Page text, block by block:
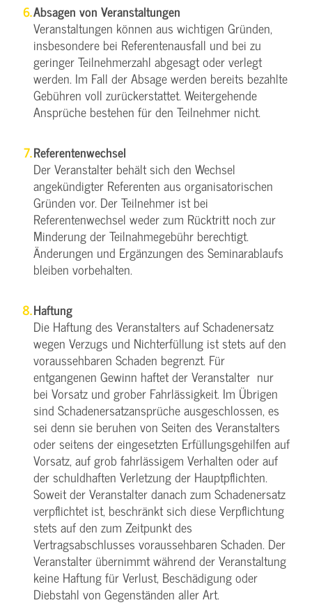
Absagen von Veranstaltungen
Veranstaltungen können aus wichtigen Gründen,
insbesondere bei Referentenausfall und bei zu
geringer Teilnehmerzahl abgesagt oder verlegt
werden. Im Fall der Absage werden bereits bezahlte
Gebühren voll zurückerstattet. Weitergehende
Ansprüche bestehen für den Teilnehmer nicht.
Referentenwechsel
Der Veranstalter behält sich den Wechsel
angekündigter Referenten aus organisatorischen
Gründen vor. Der Teilnehmer ist bei
Referentenwechsel weder zum Rücktritt noch zur
Minderung der Teilnahmegebühr berechtigt.
Änderungen und Ergänzungen des Seminarablaufs
bleiben vorbehalten.
Haftung
Die Haftung des Veranstalters auf Schadenersatz
wegen Verzugs und Nichterfüllung ist stets auf den
voraussehbaren Schaden begrenzt. Für
entgangenen Gewinn haftet der Veranstalter nur
bei Vorsatz und grober Fahrlässigkeit. Im Übrigen
sind Schadenersatzansprüche ausgeschlossen, es
sei denn sie beruhen von Seiten des Veranstalters
oder seitens der eingesetzten Erfüllungsgehilfen auf
Vorsatz, auf grob fahrlässigem Verhalten oder auf
der schuldhaften Verletzung der Hauptpflichten.
Soweit der Veranstalter danach zum Schadenersatz
verpflichtet ist, beschränkt sich diese Verpflichtung
stets auf den zum Zeitpunkt des
Vertragsabschlusses voraussehbaren Schaden. Der
Veranstalter übernimmt während der Veranstaltung
keine Haftung für Verlust, Beschädigung oder
Diebstahl von Gegenständen aller Art.